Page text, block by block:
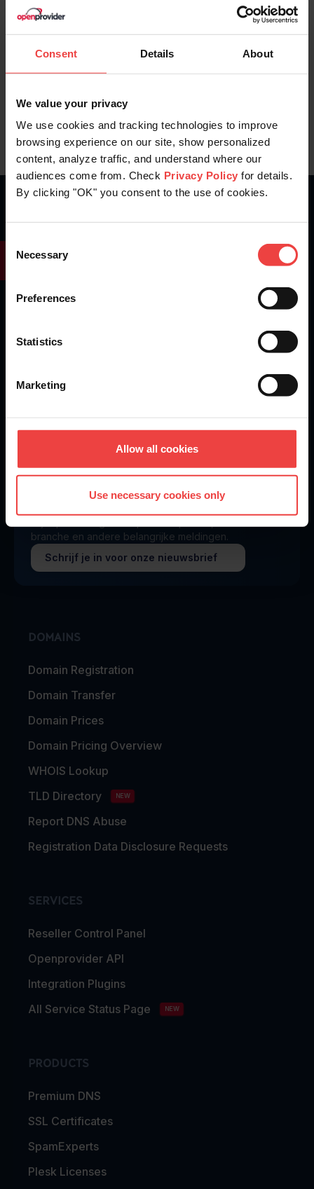
Consent Details About
We value your privacy
We use cookies and tracking technologies to improve
browsing experience on our site, show personalized
content, analyze traffic, and understand where our
audiences come from. Check Privacy Policy for details.
By clicking "OK" you consent to the use of cookies.
Consent
Selection
Necessary
Preferences
Statistics
Marketing
Allow all cookies
Use necessary cookies only
Stay informed of product updates, industry news,
and other important alerts.
What are you waiting for?
Create an account today - it’s fast and free
Openprovider is an ICANN accredited registrar...
certified.
branche en andere belangrijke meldingen.
Schrijf je in voor onze nieuwsbrief
DOMAINS
Domain Registration
Domain Transfer
Domain Prices
Domain Pricing Overview
WHOIS Lookup
TLD Directory
NEW
Report DNS Abuse
Registration Data Disclosure Requests
SERVICES
Reseller Control Panel
Openprovider API
Integration Plugins
All Service Status Page
NEW
PRODUCTS
Premium DNS
SSL Certificates
SpamExperts
Plesk Licenses